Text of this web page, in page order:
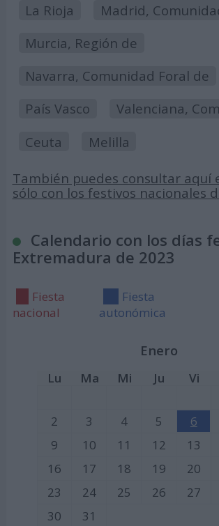
La Rioja
Madrid,
Murcia, Región de
Navarra, Comunidad Foral de
País Vasco
Valenciana,
Ceuta
Melilla
También puedes consultar aquí
sólo con los festivos nacionales
Calendario con los días
Extremadura de 2023
Fiesta
nacional
Fiesta
autonómica
Enero
Lu Ma Mi Ju Vi
2
3 4 5 6
9
10 11 12 13
16
17 18 19 20
23
24 25 26 27
30
31